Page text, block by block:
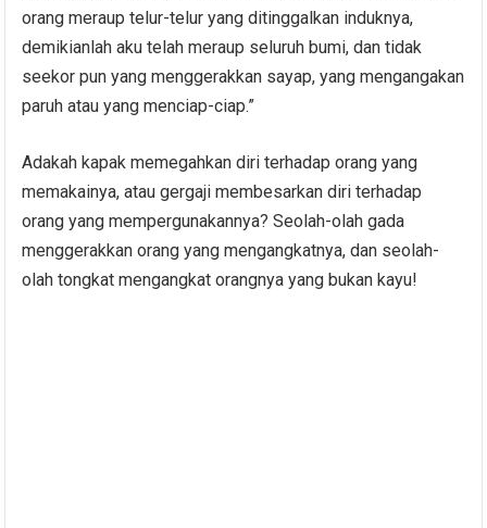
orang meraup telur-telur yang ditinggalkan induknya,
demikianlah aku telah meraup seluruh bumi, dan tidak
seekor pun yang menggerakkan sayap, yang mengangakan
paruh atau yang menciap-ciap.”
Adakah kapak memegahkan diri terhadap orang yang
memakainya, atau gergaji membesarkan diri terhadap
orang yang mempergunakannya? Seolah-olah gada
menggerakkan orang yang mengangkatnya, dan seolah-
olah tongkat mengangkat orangnya yang bukan kayu!